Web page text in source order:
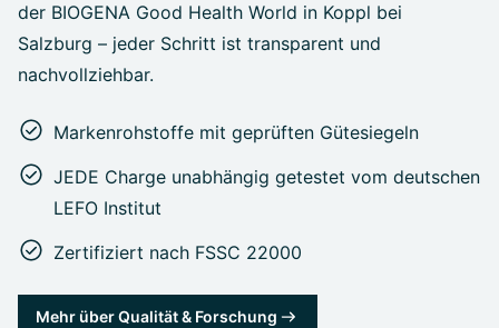
der BIOGENA Good Health World in Koppl bei
Salzburg – jeder Schritt ist transparent und
nachvollziehbar.
Markenrohstoffe mit geprüften Gütesiegeln
JEDE Charge unabhängig getestet vom deutschen
LEFO Institut
Zertifiziert nach FSSC 22000
Mehr über Qualität & Forschung